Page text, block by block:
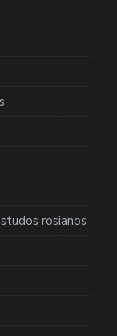
rosianos